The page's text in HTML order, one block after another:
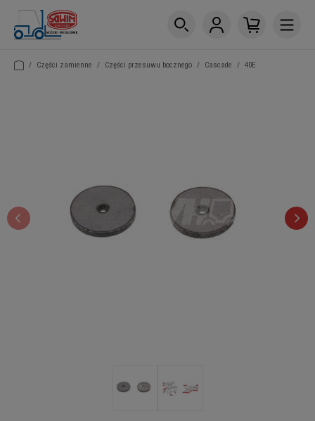
/ Części zamienne / Części przesuwu bocznego / Cascade / 40E